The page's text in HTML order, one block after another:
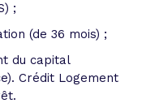
;
(de 36 mois) ;
du capital
Crédit Logement